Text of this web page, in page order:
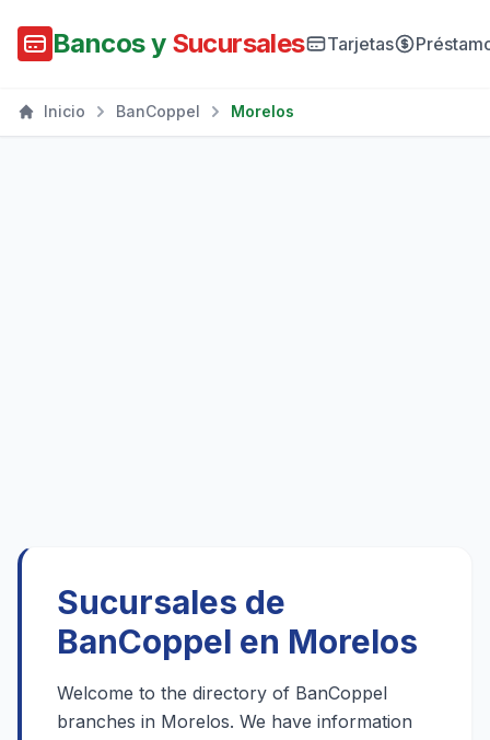
Bancos y Sucursales Tarjetas
Inicio BanCoppel Morelos
Sucursales de
BanCoppel en Morelos
Welcome to the directory of BanCoppel
branches in Morelos. We have information